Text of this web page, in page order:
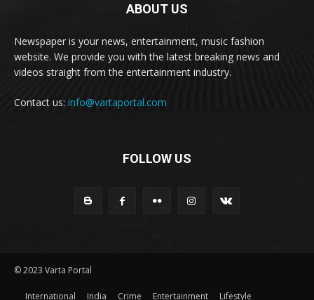
ABOUT US
Newspaper is your news, entertainment, music fashion
website. We provide you with the latest breaking news and
videos straight from the entertainment industry.
Contact us: info@vartaportal.com
FOLLOW US
© 2023 Varta Portal
International India Crime Entertainment Lifestyle